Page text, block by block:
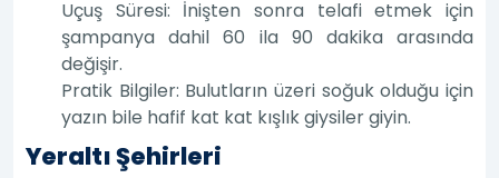
Uçuş Süresi: İnişten sonra telafi etmek için
şampanya dahil 60 ila 90 dakika arasında
değişir.
Pratik Bilgiler: Bulutların üzeri soğuk olduğu için
yazın bile hafif kat kat kışlık giysiler giyin.
Yeraltı Şehirleri